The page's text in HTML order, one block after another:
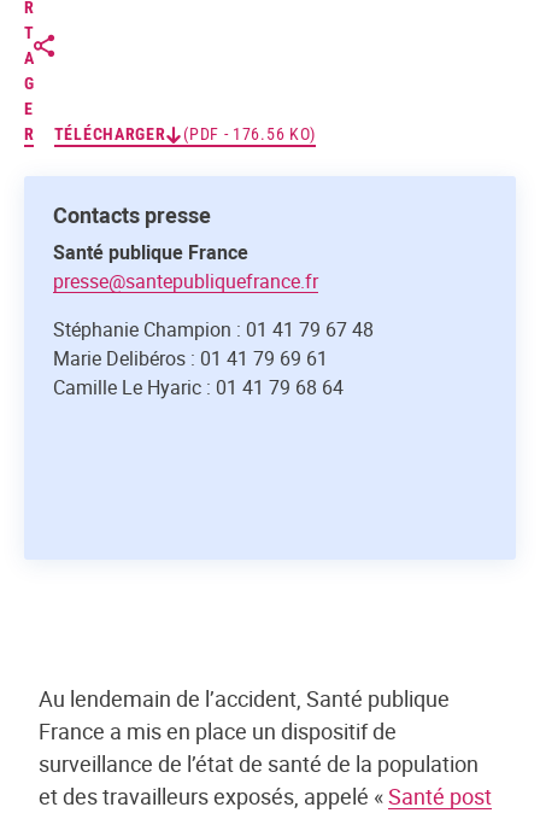
R
T
A
G
E
R
TÉLÉCHARGER (PDF - 176.56 KO)
Contacts presse
Santé publique France
presse@santepubliquefrance.fr
Stéphanie Champion : 01 41 79 67 48
Marie Delibéros : 01 41 79 69 61
Camille Le Hyaric : 01 41 79 68 64
Au lendemain de l’accident, Santé publique
France a mis en place un dispositif de
surveillance de l’état de santé de la population
et des travailleurs exposés, appelé «Santé post